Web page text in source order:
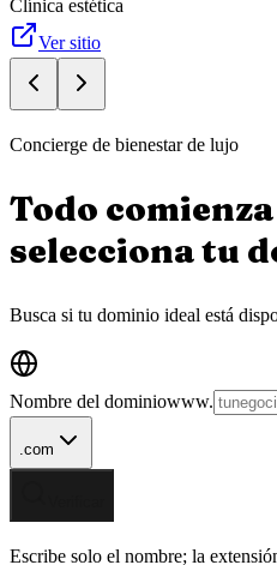
Clínica estética
Ver sitio
Concierge de bienestar de lujo
Todo
selecciona tu
Busca si tu dominio ideal está
Nombre del dominiowww.
.com
Escribe solo el nombre; la